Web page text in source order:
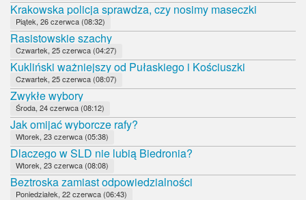
Krakowska policja sprawdza, czy nosimy maseczki
Piątek, 26 czerwca (08:32)
Rasistowskie szachy
Czwartek, 25 czerwca (04:27)
Kukliński ważniejszy od Pułaskiego i Kościuszki
Czwartek, 25 czerwca (08:07)
Zwykłe wybory
Środa, 24 czerwca (08:12)
Jak omijać wyborcze rafy?
Wtorek, 23 czerwca (05:38)
Dlaczego w SLD nie lubią Biedronia?
Wtorek, 23 czerwca (08:08)
Beztroska zamiast odpowiedzialności
Poniedziałek, 22 czerwca (06:43)